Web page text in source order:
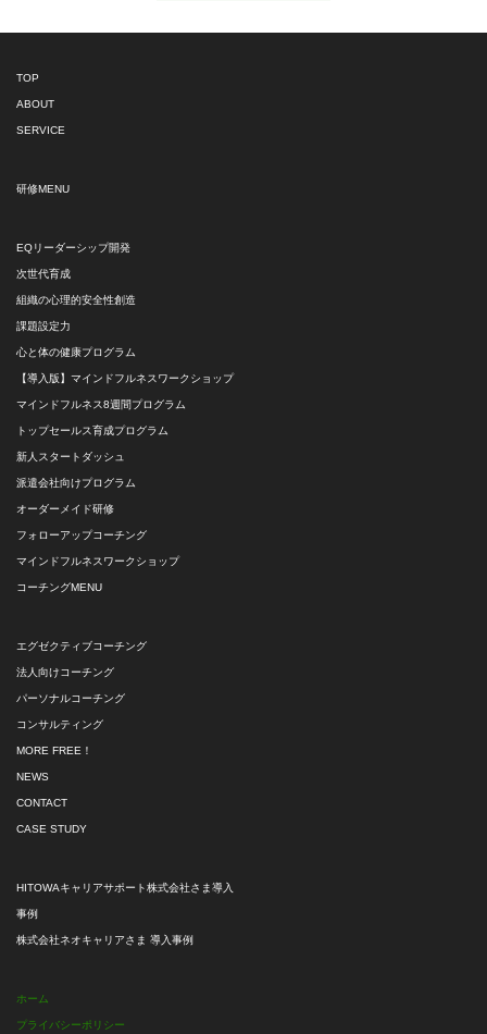
TOP
ABOUT
SERVICE
研修MENU
EQリーダーシップ開発
次世代育成
組織の心理的安全性創造
課題設定力
心と体の健康プログラム
【導入版】マインドフルネスワークショップ
マインドフルネス8週間プログラム
トップセールス育成プログラム
新人スタートダッシュ
派遣会社向けプログラム
オーダーメイド研修
フォローアップコーチング
マインドフルネスワークショップ
コーチングMENU
エグゼクティブコーチング
法人向けコーチング
パーソナルコーチング
コンサルティング
MORE FREE！
NEWS
CONTACT
CASE STUDY
HITOWAキャリアサポート株式会社さま導入
事例
株式会社ネオキャリアさま 導入事例
ホーム
プライバシーポリシー